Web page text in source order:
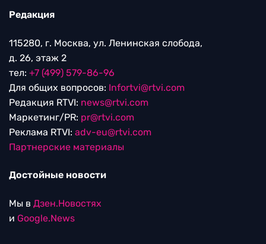
Редакция
115280, г. Москва, ул. Ленинская слобода,
д. 26, этаж 2
тел: +7 (499) 579-86-96
Для общих вопросов: Infortvi@rtvi.com
Редакция RTVI: news@rtvi.com
Маркетинг/PR: pr@rtvi.com
Реклама RTVI: adv-eu@rtvi.com
Партнерские материалы
Достойные новости
Мы в Дзен.Новостях
и Google.News